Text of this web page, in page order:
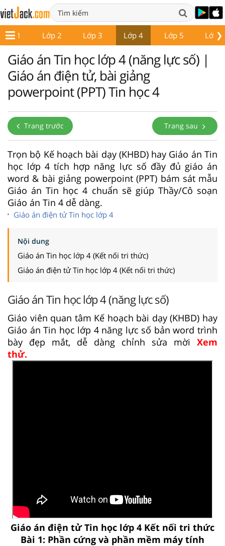
❯
Lớp 1 Lớp 2 Lớp 3 Lớp 4 Lớp 5 Lớp 6
Giáo án Tin học lớp 4 (năng lực số) |
Giáo án điện tử, bài giảng
powerpoint (PPT) Tin học 4
Trang trước Trang sau
Trọn bộ Kế hoạch bài dạy (KHBD) hay Giáo án Tin
học lớp 4 tích hợp năng lực số đầy đủ giáo án
word & bài giảng powerpoint (PPT) bám sát mẫu
Giáo án Tin học 4 chuẩn sẽ giúp Thầy/Cô soạn
Giáo án Tin 4 dễ dàng.
Giáo án điện tử Tin học lớp 4
Nội dung
Giáo án Tin học lớp 4 (Kết nối tri thức)
Giáo án điện tử Tin học lớp 4 (Kết nối tri thức)
Giáo án Tin học lớp 4 (năng lực số)
Giáo viên quan tâm Kế hoạch bài dạy (KHBD) hay
Giáo án Tin học lớp 4 năng lực số bản word trình
bày đẹp mắt, dễ dàng chỉnh sửa mời Xem
thử.
Giáo án điện tử Tin học lớp 4 Kết nối tri thức
Bài 1: Phần cứng và phần mềm máy tính